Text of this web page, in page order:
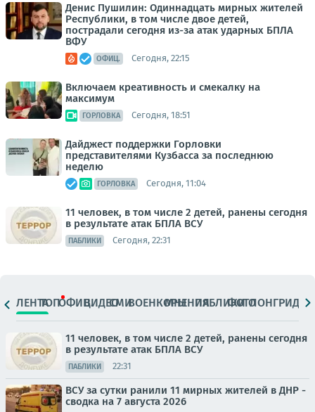
Денис Пушилин: Одиннадцать мирных жителей
Республики, в том числе двое детей,
пострадали сегодня из-за атак ударных БПЛА
ВФУ
ОФИЦ. Сегодня, 22:15
Включаем креативность и смекалку на
максимум
ГОРЛОВКА Сегодня, 18:51
Дайджест поддержки Горловки
представителями Кузбасса за последнюю
неделю
ГОРЛОВКА Сегодня, 11:04
11 человек, в том числе 2 детей, ранены сегодня
в результате атак БПЛА ВСУ
ПАБЛИКИ Сегодня, 22:31
ЛЕНТАТОПОФИЦ.ВИДЕОСМИВОЕНКОРЫМНЕНИЯПАБЛИКИ
ФОТОЛОНГРИДЫ
11 человек, в том числе 2 детей, ранены сегодня
в результате атак БПЛА ВСУ
ПАБЛИКИ 22:31
ВСУ за сутки ранили 11 мирных жителей в ДНР -
сводка на 7 августа 2026